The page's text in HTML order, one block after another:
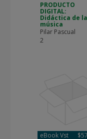
PRODUCTO
DIGITAL:
Didáctica de la
música
Pilar Pascual
2
eBook Vst